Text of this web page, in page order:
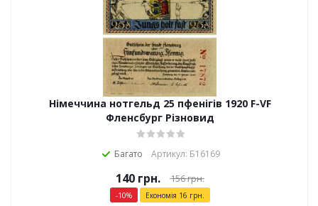
Німеччина нотгельд 25 пфенігів 1920 F-VF
Фленсбург Різновид
Багато Артикул: Б16169
140грн. 156грн.
-10% Економія 16 грн.